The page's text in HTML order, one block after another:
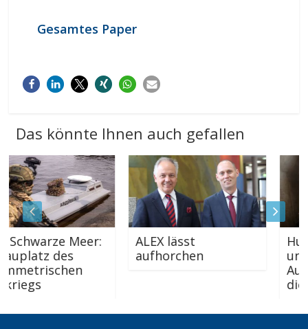
Gesamtes Paper
Das könnte Ihnen auch gefallen
Meer:
des
ALEX lässt
aufhorchen
und die
die